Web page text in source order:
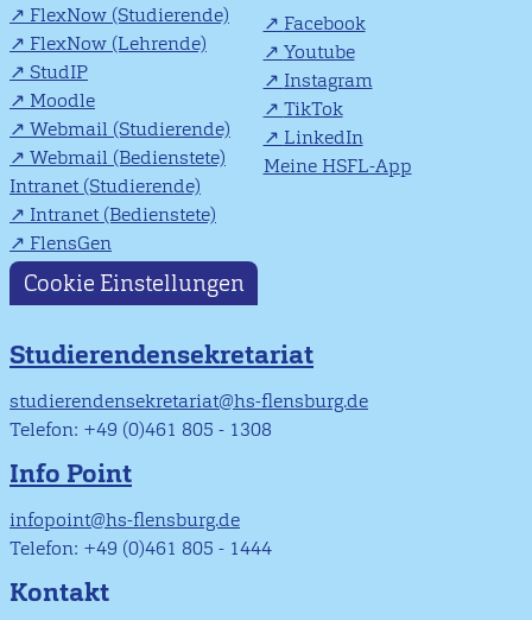
FlexNow (Studierende)
FlexNow (Lehrende)
StudIP
Moodle
Webmail (Studierende)
Webmail (Bedienstete)
Intranet (Studierende)
Intranet (Bedienstete)
FlensGen
Facebook
Youtube
Instagram
TikTok
LinkedIn
Meine HSFL-App
Cookie Einstellungen
Studierendensekretariat
studierendensekretariat@hs-flensburg.de
Telefon: +49 (0)461 805 - 1308
Info Point
infopoint@hs-flensburg.de
Telefon: +49 (0)461 805 - 1444
Kontakt